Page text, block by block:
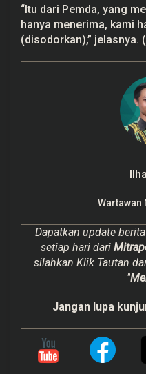
“Itu dari Pemda, yang
hanya menerima, kami
(disodorkan),” jelasnya.
Dapatkan update
setiap hari dari
silahkan Klik Tautan
"
Jangan lupa